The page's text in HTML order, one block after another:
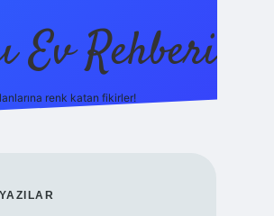
Ev Rehberi
renk katan fikirler!